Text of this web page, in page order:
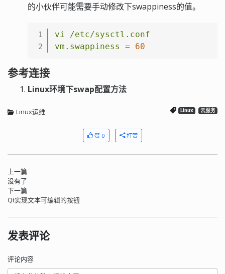
的小伙伴可能需要手动修改下swappiness的值。
1
2
vi
/etc/sysctl.conf
vm.swappiness
= 60
参考连接
Linux环境下swap配置方法
Linux运维 Linux 云服务
赞 0 打赏
上一篇
没有了
下一篇
Qt实现文本可编辑的按钮
发表评论
评论内容